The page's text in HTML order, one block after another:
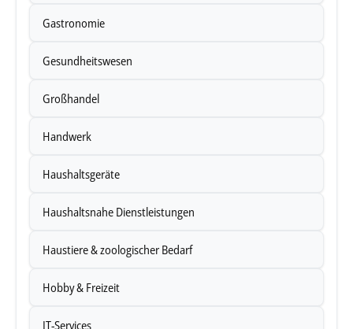
Gastronomie
Gesundheitswesen
Großhandel
Handwerk
Haushaltsgeräte
Haushaltsnahe Dienstleistungen
Haustiere & zoologischer Bedarf
Hobby & Freizeit
IT-Services